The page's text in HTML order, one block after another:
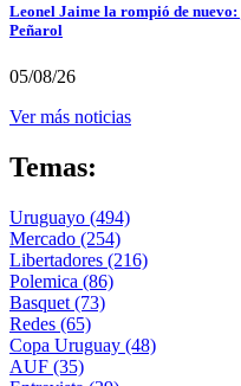
Leonel Jaime la rompió de
Peñarol
05/08/26
Ver más noticias
Temas:
Uruguayo (494)
Mercado (254)
Libertadores (216)
Polemica (86)
Basquet (73)
Redes (65)
Copa Uruguay (48)
AUF (35)